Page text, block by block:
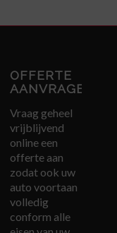
OFFERTE
AANVRAGEN
Vraag geheel
vrijblijvend
online een
offerte aan
zodat ook uw
auto voortaan
volledig
conform alle